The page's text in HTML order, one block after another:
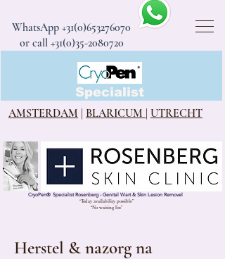
WhatsApp +31(0)653276070
or call +31(0)35-2080720
CryoPen®
Specialist
AMSTERDAM
BLARICUM UTRECHT
CryoPen® Specialist Rosenberg - Genital Wart & Skin Lesion Removel
“Today availability possible”
“No waiting list”
Herstel & nazorg na